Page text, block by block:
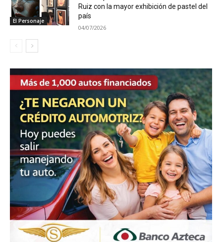
El Personaje
Ruiz con la mayor exhibición de pastel del
país
04/07/2026